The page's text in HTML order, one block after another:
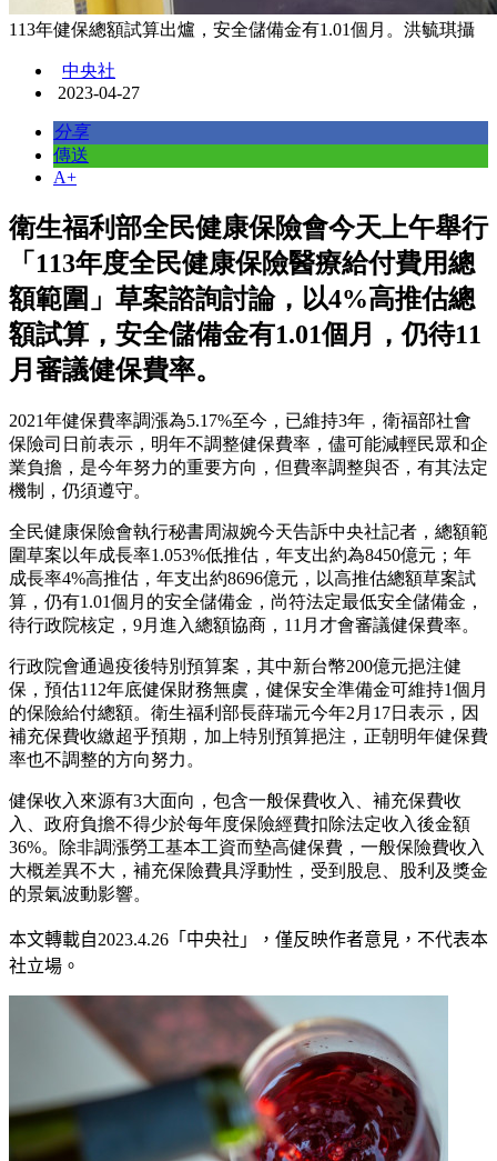
113年健保總額試算出爐，安全儲備金有1.01個月。洪毓琪攝
中央社
2023-04-27
分享
傳送
A+
衛生福利部全民健康保險會今天上午舉行
「113年度全民健康保險醫療給付費用總
額範圍」草案諮詢討論，以4%高推估總
額試算，安全儲備金有1.01個月，仍待11
月審議健保費率。
2021年健保費率調漲為5.17%至今，已維持3年，衛福部社會
保險司日前表示，明年不調整健保費率，儘可能減輕民眾和企
業負擔，是今年努力的重要方向，但費率調整與否，有其法定
機制，仍須遵守。
全民健康保險會執行秘書周淑婉今天告訴中央社記者，總額範
圍草案以年成長率1.053%低推估，年支出約為8450億元；年
成長率4%高推估，年支出約8696億元，以高推估總額草案試
算，仍有1.01個月的安全儲備金，尚符法定最低安全儲備金，
待行政院核定，9月進入總額協商，11月才會審議健保費率。
行政院會通過疫後特別預算案，其中新台幣200億元挹注健
保，預估112年底健保財務無虞，健保安全準備金可維持1個月
的保險給付總額。衛生福利部長薛瑞元今年2月17日表示，因
補充保費收繳超乎預期，加上特別預算挹注，正朝明年健保費
率也不調整的方向努力。
健保收入來源有3大面向，包含一般保費收入、補充保費收
入、政府負擔不得少於每年度保險經費扣除法定收入後金額
36%。除非調漲勞工基本工資而墊高健保費，一般保險費收入
大概差異不大，補充保險費具浮動性，受到股息、股利及獎金
的景氣波動影響。
本文轉載自2023.4.26 「中央社」
，僅反映作者意見，不代表本
社立場。